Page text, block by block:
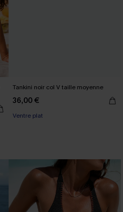
Tankini noir col V taille moyenne
36,00 €
Ventre plat